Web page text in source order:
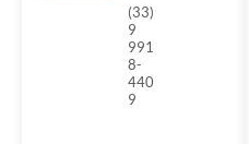
(33)
9
991
8-
440
9